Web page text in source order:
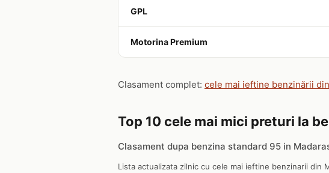
GPL
Motorina Premium
Clasament complet: cele mai ieftine benzinării
Top 10 cele mai mici preturi la
Clasament dupa benzina standard 95 in
Lista actualizata zilnic cu cele mai ieftine benzinarii